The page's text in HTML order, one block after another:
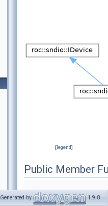
[legend]
Public Member
Generated by 1.9.8